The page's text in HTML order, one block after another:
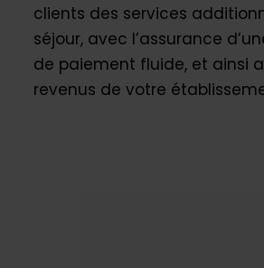
clients des services
séjour, avec l’assurance
de paiement fluide, et ainsi
revenus de votre